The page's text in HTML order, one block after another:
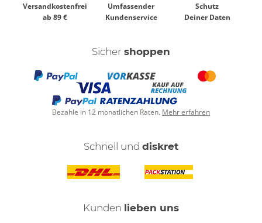
Versandkostenfrei
ab 89 €
Umfassender
Kundenservice
Schutz
Deiner Daten
Sicher shoppen
Bezahle in 12 monatlichen Raten. Mehr erfahren
Schnell und diskret
Kunden lieben uns